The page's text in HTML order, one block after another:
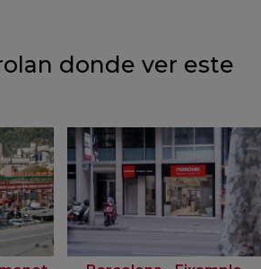
donde ver este